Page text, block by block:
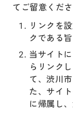
てご留意くださ
リンクを
クである
当サイト
らリンク
て、渋川
た、サイ
に帰属し